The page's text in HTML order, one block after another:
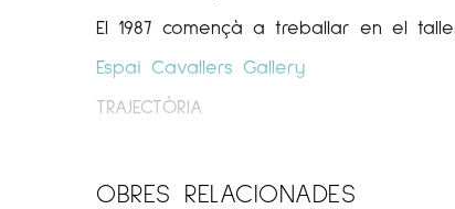
El 1987 començà a treballar en el
Espai Cavallers Gallery
TRAJECTÒRIA
El 1988 realitzà la seva primera
lloc serà un estudi obert a la mirada
OBRES RELACIONADES